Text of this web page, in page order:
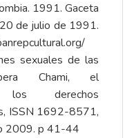
1991. Gaceta
de julio de 1991.
sexuales de las
Chami, el
los derechos
ISSN 1692-8571,
2009. p 41-44